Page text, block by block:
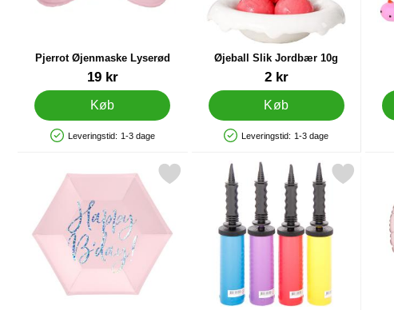
Pjerrot Øjenmaske Lyserød
19 kr
Køb
Produkttilgængelighed: På lager
Leveringstid: 1-3 dage
Øjeball Slik Jordbær 10g
2 kr
Køb
Produkttilgængelighed: På lager
Leveringstid: 1-3 dage
Markér happy B'Day Tallerkener Små Lyserøde som favoritMarkér ballonpumpe som